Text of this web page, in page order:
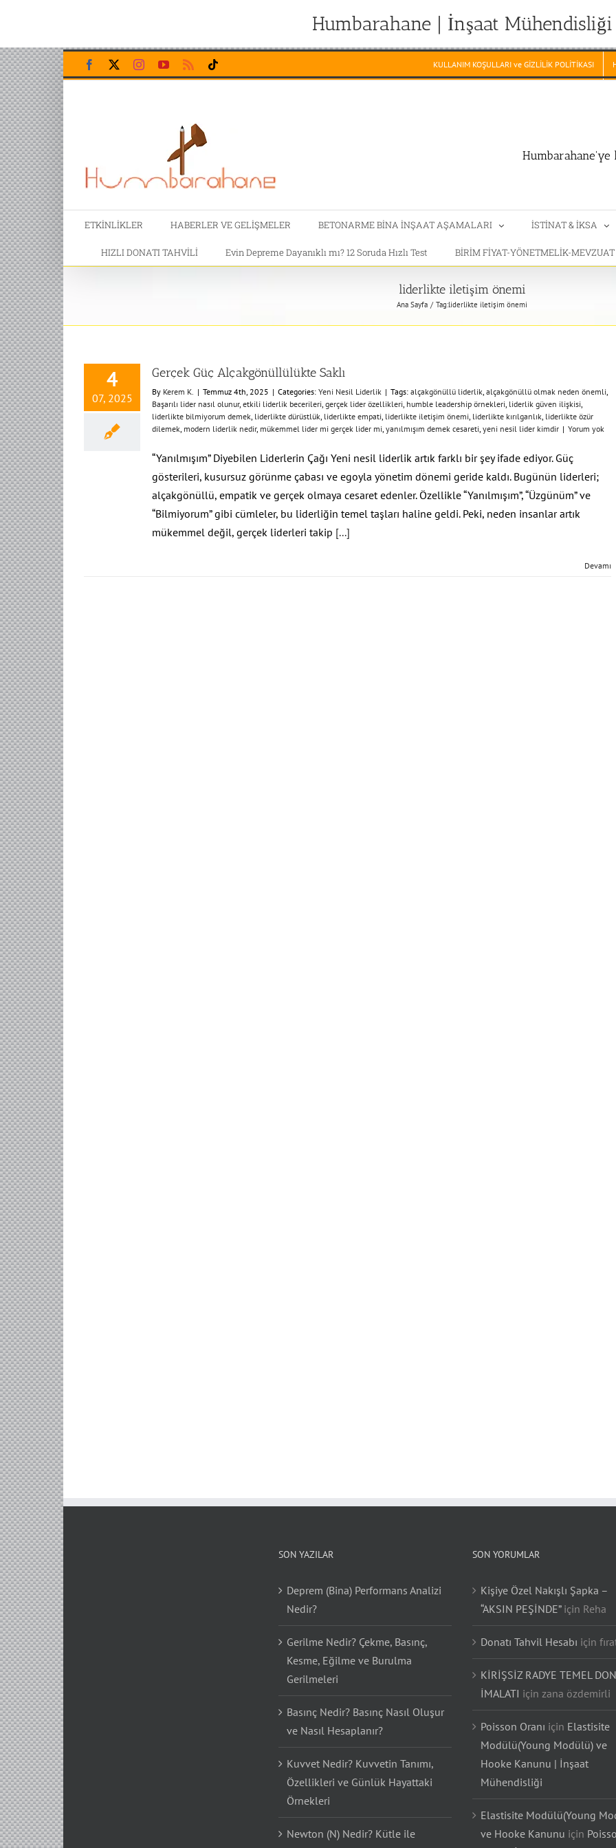
Humbarahane | İnşaat Mühendisliği
Skip
to
content
Facebook InstagramYouTubeRss KULLANIM KOŞULLARI ve GİZLİLİK POLİTİKASI
Humbarahane'ye
ETKİNLİKLER HABERLER VE GELİŞMELER BETONARME BİNA İNŞAAT AŞAMALARI İSTİNAT & İKSA
HIZLI DONATI TAHVİLİ Evin Depreme Dayanıklı mı? 12 Soruda Hızlı Test BİRİM FİYAT-YÖNETMELİK-
liderlikte iletişim önemi
Ana Sayfa Tag:liderlikte iletişim önemi
4
07, 2025
Gerçek Güç Alçakgönüllülükte Saklı
By Kerem K. | Temmuz 4th, 2025 | Categories: Yeni Nesil Liderlik | Tags: alçakgönüllü liderlik, alçakgönüllü olmak neden önemli,
Başarılı lider nasıl olunur, etkili liderlik becerileri, gerçek lider özellikleri, humble leadership örnekleri, liderlik güven ilişkisi,
liderlikte bilmiyorum demek, liderlikte dürüstlük, liderlikte empati, liderlikte iletişim önemi, liderlikte kırılganlık, liderlikte özür
dilemek, modern liderlik nedir, mükemmel lider mi gerçek lider mi, yanılmışım demek cesareti, yeni nesil lider kimdir | Yorum yok
“Yanılmışım” Diyebilen Liderlerin Çağı Yeni nesil liderlik artık farklı bir şey ifade ediyor. Güç
gösterileri, kusursuz görünme çabası ve egoyla yönetim dönemi geride kaldı. Bugünün liderleri;
alçakgönüllü, empatik ve gerçek olmaya cesaret edenler. Özellikle “Yanılmışım”, “Üzgünüm” ve
“Bilmiyorum” gibi cümleler, bu liderliğin temel taşları haline geldi. Peki, neden insanlar artık
mükemmel değil, gerçek liderleri takip [...]
Devamı
Nedir?
Gerilme Nedir? Çekme, Basınç,
Gerilmeleri
Basınç Nedir? Basınç Nasıl Oluşur
ve Nasıl Hesaplanır?
Kuvvet Nedir? Kuvvetin Tanımı,
Örnekleri
Kişiye Özel Nakışlı Şapka –
“AKSIN PEŞİNDE”
için Reha
Donatı Tahvil Hesabı içinfırat
KİRİŞSİZ RADYE TEMEL
İMALATI için zana özdemirli
Poisson Oranı için
Elastisite
Modülü(Young Modülü) ve
Hooke Kanunu | İnşaat
Mühendisliği
Elastisite Modülü(Young